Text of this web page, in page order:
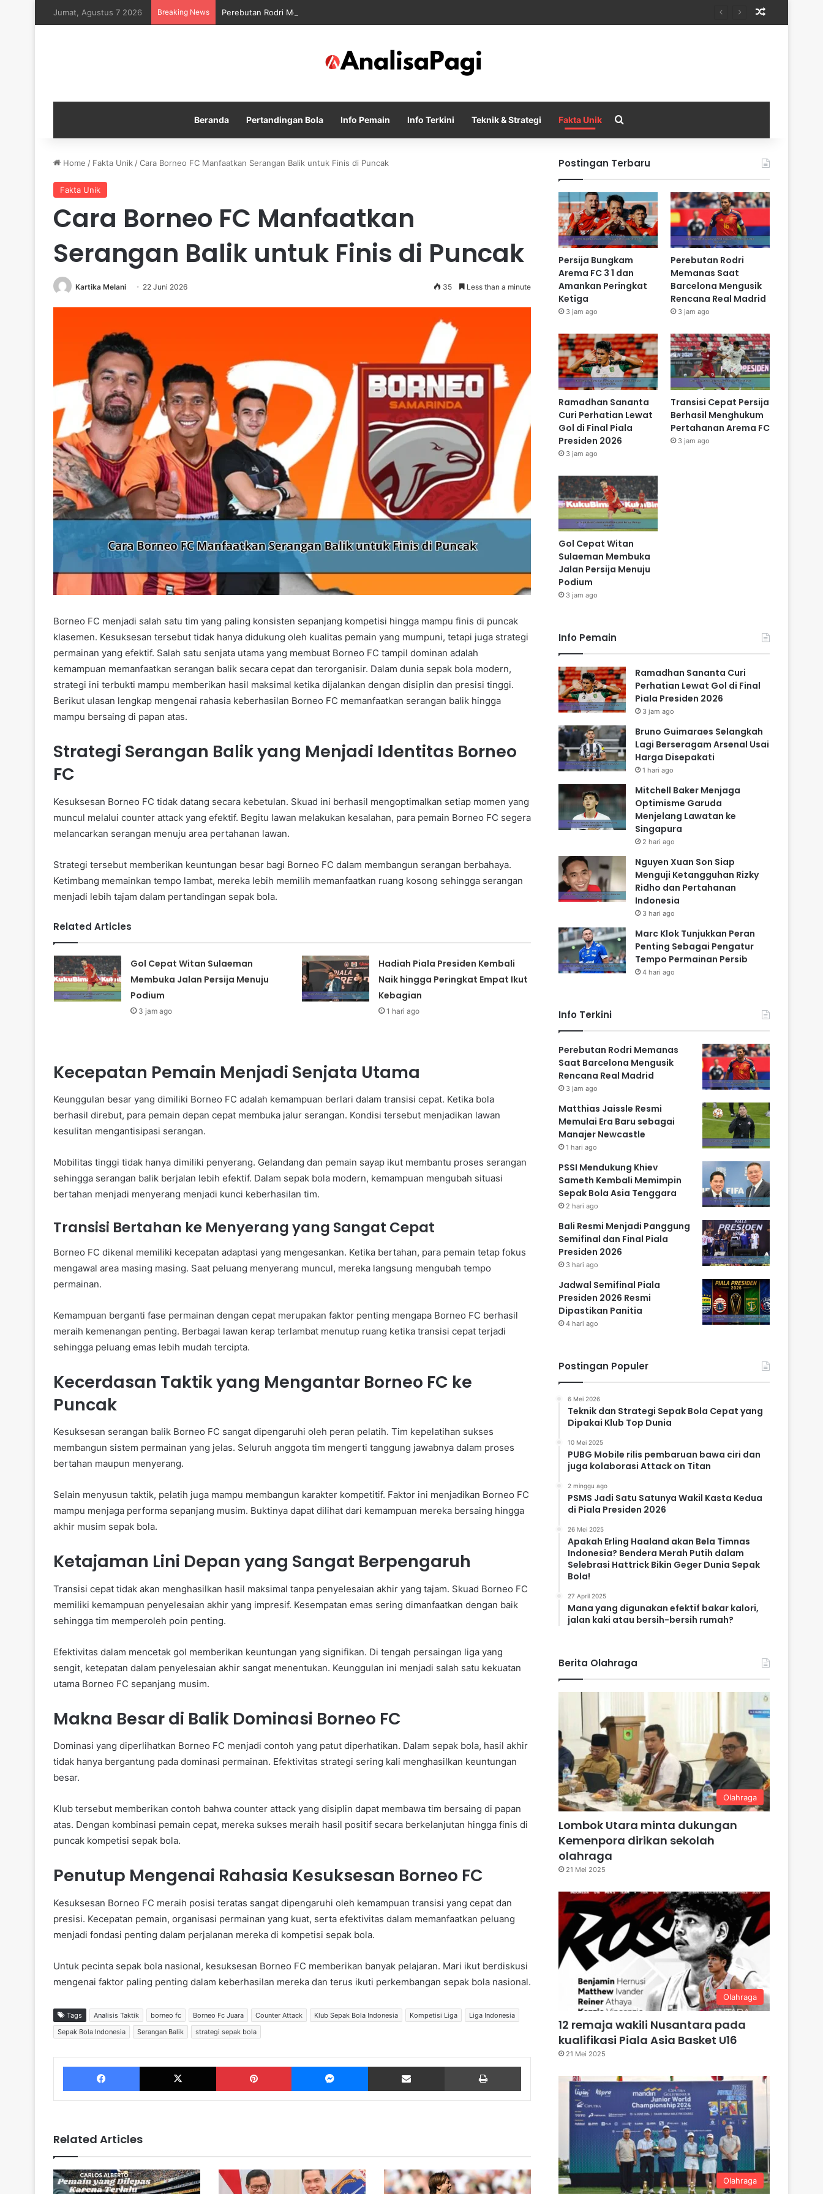
Jumat, Agustus 7 2026 Breaking News Perebutan Rodri Memanas Saat Barcelona Mengusik Rencana Real Madrid
Beranda Pertandingan Bola Info Pemain Info Terkini Teknik & Strategi Fakta Unik
Home / Fakta Unik /Cara Borneo FC Manfaatkan Serangan Balik untuk Finis di Puncak
Fakta Unik
Cara Borneo FC Manfaatkan
Serangan Balik untuk Finis di Puncak
Kartika Melani 22 Juni 2026 35 Less than a minute
Borneo FC menjadi salah satu tim yang paling konsisten sepanjang kompetisi hingga mampu finis di puncak
klasemen. Kesuksesan tersebut tidak hanya didukung oleh kualitas pemain yang mumpuni, tetapi juga strategi
permainan yang efektif. Salah satu senjata utama yang membuat Borneo FC tampil dominan adalah
kemampuan memanfaatkan serangan balik secara cepat dan terorganisir. Dalam dunia sepak bola modern,
strategi ini terbukti mampu memberikan hasil maksimal ketika dijalankan dengan disiplin dan presisi tinggi.
Berikut ulasan lengkap mengenai rahasia keberhasilan Borneo FC memanfaatkan serangan balik hingga
mampu bersaing di papan atas.
Strategi Serangan Balik yang Menjadi Identitas Borneo
FC
Kesuksesan Borneo FC tidak datang secara kebetulan. Skuad ini berhasil mengoptimalkan setiap momen yang
muncul melalui counter attack yang efektif. Begitu lawan melakukan kesalahan, para pemain Borneo FC segera
melancarkan serangan menuju area pertahanan lawan.
Strategi tersebut memberikan keuntungan besar bagi Borneo FC dalam membangun serangan berbahaya.
Ketimbang memainkan tempo lambat, mereka lebih memilih memanfaatkan ruang kosong sehingga serangan
menjadi lebih tajam dalam pertandingan sepak bola.
Related Articles
Gol Cepat Witan Sulaeman
Membuka Jalan Persija Menuju
Podium
3 jam ago
Hadiah Piala Presiden Kembali
Naik hingga Peringkat Empat Ikut
Kebagian
1 hari ago
Kecepatan Pemain Menjadi Senjata Utama
Keunggulan besar yang dimiliki Borneo FC adalah kemampuan berlari dalam transisi cepat. Ketika bola
berhasil direbut, para pemain depan cepat membuka jalur serangan. Kondisi tersebut menjadikan lawan
kesulitan mengantisipasi serangan.
Mobilitas tinggi tidak hanya dimiliki penyerang. Gelandang dan pemain sayap ikut membantu proses serangan
sehingga serangan balik berjalan lebih efektif. Dalam sepak bola modern, kemampuan mengubah situasi
bertahan menjadi menyerang menjadi kunci keberhasilan tim.
Transisi Bertahan ke Menyerang yang Sangat Cepat
Borneo FC dikenal memiliki kecepatan adaptasi yang mengesankan. Ketika bertahan, para pemain tetap fokus
mengawal area masing masing. Saat peluang menyerang muncul, mereka langsung mengubah tempo
permainan.
Kemampuan berganti fase permainan dengan cepat merupakan faktor penting mengapa Borneo FC berhasil
meraih kemenangan penting. Berbagai lawan kerap terlambat menutup ruang ketika transisi cepat terjadi
sehingga peluang emas lebih mudah tercipta.
Kecerdasan Taktik yang Mengantar Borneo FC ke
Puncak
Kesuksesan serangan balik Borneo FC sangat dipengaruhi oleh peran pelatih. Tim kepelatihan sukses
membangun sistem permainan yang jelas. Seluruh anggota tim mengerti tanggung jawabnya dalam proses
bertahan maupun menyerang.
Selain menyusun taktik, pelatih juga mampu membangun karakter kompetitif. Faktor ini menjadikan Borneo FC
mampu menjaga performa sepanjang musim. Buktinya dapat dilihat dari kemampuan mereka bersaing hingga
akhir musim sepak bola.
Ketajaman Lini Depan yang Sangat Berpengaruh
Transisi cepat tidak akan menghasilkan hasil maksimal tanpa penyelesaian akhir yang tajam. Skuad Borneo FC
memiliki kemampuan penyelesaian akhir yang impresif. Kesempatan emas sering dimanfaatkan dengan baik
sehingga tim memperoleh poin penting.
Efektivitas dalam mencetak gol memberikan keuntungan yang signifikan. Di tengah persaingan liga yang
sengit, ketepatan dalam penyelesaian akhir sangat menentukan. Keunggulan ini menjadi salah satu kekuatan
utama Borneo FC sepanjang musim.
Makna Besar di Balik Dominasi Borneo FC
Dominasi yang diperlihatkan Borneo FC menjadi contoh yang patut diperhatikan. Dalam sepak bola, hasil akhir
tidak hanya bergantung pada dominasi permainan. Efektivitas strategi sering kali menghasilkan keuntungan
besar.
Klub tersebut memberikan contoh bahwa counter attack yang disiplin dapat membawa tim bersaing di papan
atas. Dengan kombinasi pemain cepat, mereka sukses meraih hasil positif secara berkelanjutan hingga finis di
puncak kompetisi sepak bola.
Penutup Mengenai Rahasia Kesuksesan Borneo FC
Kesuksesan Borneo FC meraih posisi teratas sangat dipengaruhi oleh kemampuan transisi yang cepat dan
presisi. Kecepatan pemain, organisasi permainan yang kuat, serta efektivitas dalam memanfaatkan peluang
menjadi fondasi penting dalam perjalanan mereka di kompetisi sepak bola.
Untuk pecinta sepak bola nasional, kesuksesan Borneo FC memberikan banyak pelajaran. Mari ikut berdiskusi
mengenai faktor paling penting dalam keberhasilan mereka dan terus ikuti perkembangan sepak bola nasional.
Tags Analisis Taktik borneo fc Borneo Fc Juara Counter Attack Klub Sepak Bola Indonesia Kompetisi Liga
Liga Indonesia
Sepak Bola Indonesia
Serangan Balik strategi sepak bola
Facebook X Pinterest Messenger Share via Email
Related Articles
Postingan Terbaru
Persija Bungkam
Arema FC 3 1 dan
Amankan Peringkat
Ketiga
3 jam ago
Perebutan Rodri
Memanas Saat
Barcelona Mengusik
Rencana Real Madrid
3 jam ago
Ramadhan Sananta
Curi Perhatian Lewat
Gol di Final Piala
Presiden 2026
3 jam ago
Transisi Cepat Persija
Berhasil Menghukum
Pertahanan Arema FC
3 jam ago
Gol Cepat Witan
Sulaeman Membuka
Jalan Persija Menuju
Podium
3 jam ago
Info Pemain
Ramadhan Sananta Curi
Perhatian Lewat Gol di Final
Piala Presiden 2026
3 jam ago
Bruno Guimaraes Selangkah
Lagi Berseragam Arsenal Usai
Harga Disepakati
1 hari ago
Mitchell Baker Menjaga
Optimisme Garuda
Menjelang Lawatan ke
Singapura
2 hari ago
Nguyen Xuan Son Siap
Menguji Ketangguhan Rizky
Ridho dan Pertahanan
Indonesia
3 hari ago
Marc Klok Tunjukkan Peran
Penting Sebagai Pengatur
Tempo Permainan Persib
4 hari ago
Info Terkini
Perebutan Rodri Memanas
Saat Barcelona Mengusik
Rencana Real Madrid
3 jam ago
Matthias Jaissle Resmi
Memulai Era Baru sebagai
Manajer Newcastle
1 hari ago
PSSI Mendukung Khiev
Sameth Kembali Memimpin
Sepak Bola Asia Tenggara
2 hari ago
Bali Resmi Menjadi Panggung
Semifinal dan Final Piala
Presiden 2026
3 hari ago
Jadwal Semifinal Piala
Presiden 2026 Resmi
Dipastikan Panitia
4 hari ago
Postingan Populer
6 Mei 2026
Teknik dan Strategi Sepak Bola Cepat yang
Dipakai Klub Top Dunia
10 Mei 2025
PUBG Mobile rilis pembaruan bawa ciri dan
juga kolaborasi Attack on Titan
2 minggu ago
PSMS Jadi Satu Satunya Wakil Kasta Kedua
di Piala Presiden 2026
26 Mei 2025
Apakah Erling Haaland akan Bela Timnas
Indonesia? Bendera Merah Putih dalam
Selebrasi Hattrick Bikin Geger Dunia Sepak
Bola!
27 April 2025
Mana yang digunakan efektif bakar kalori,
jalan kaki atau bersih-bersih rumah?
Berita Olahraga
Olahraga
Lombok Utara minta dukungan
Kemenpora dirikan sekolah
olahraga
21 Mei 2025
Olahraga
12 remaja wakili Nusantara pada
kualifikasi Piala Asia Basket U16
21 Mei 2025
Olahraga